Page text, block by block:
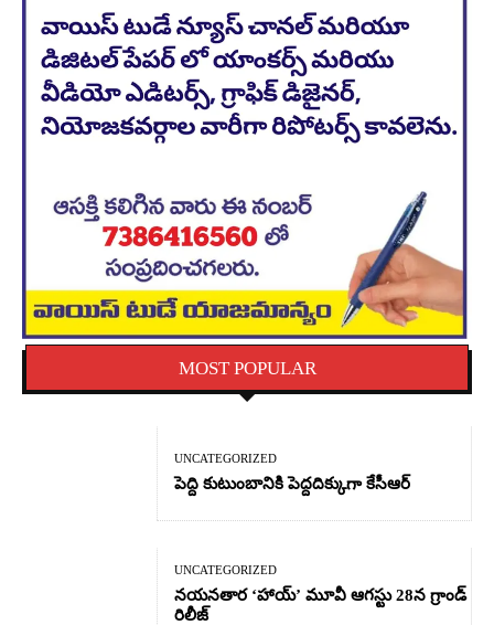
MOST POPULAR
UNCATEGORIZED
పెద్ది కుటుంబానికి పెద్దదిక్కుగా కేసీఆర్
UNCATEGORIZED
నయనతార ‘హాయ్’ మూవీ ఆగస్టు 28న గ్రాండ్
రిలీజ్